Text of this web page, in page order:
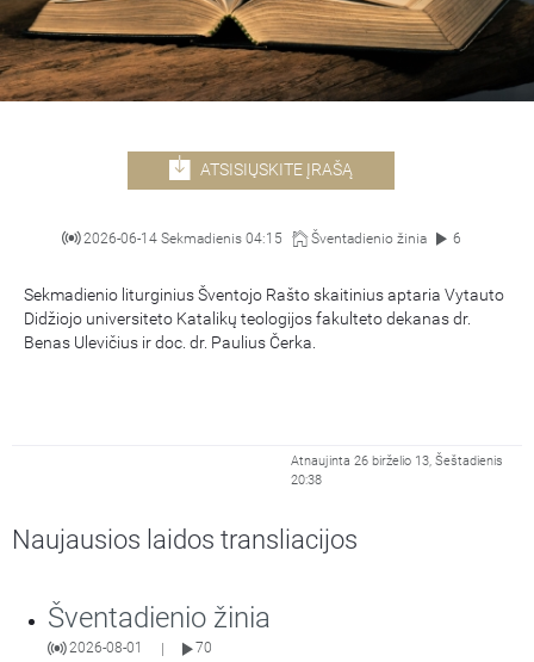
ATSISIŲSKITE ĮRAŠĄ
2026-06-14 Sekmadienis 04:15 Šventadienio žinia 6
Sekmadienio liturginius Šventojo Rašto skaitinius aptaria Vytauto
Didžiojo universiteto Katalikų teologijos fakulteto dekanas dr.
Benas Ulevičius ir doc. dr. Paulius Čerka.
Atnaujinta 26 birželio 13, Šeštadienis
20:38
Naujausios laidos transliacijos
Šventadienio žinia
2026-08-01 70